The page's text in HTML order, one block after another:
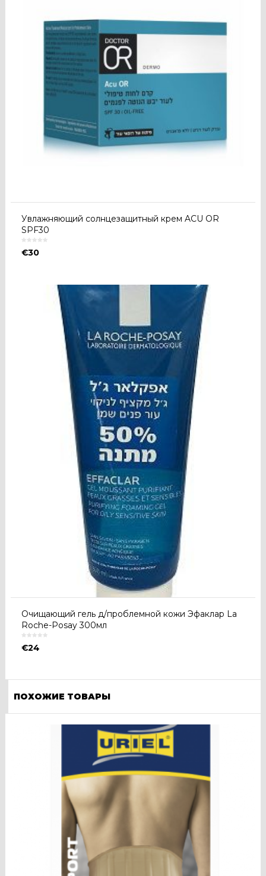
Увлажняющий солнцезащитный крем ACU OR
SPF30
€30
Очищающий гель д/проблемной кожи Эфаклар La
Roche-Posay 300мл
€24
ПОХОЖИЕ ТОВАРЫ